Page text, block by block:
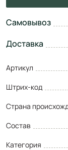
Самовывоз
Доставка
Артикул
Штрих-код
Страна
Состав
Категория